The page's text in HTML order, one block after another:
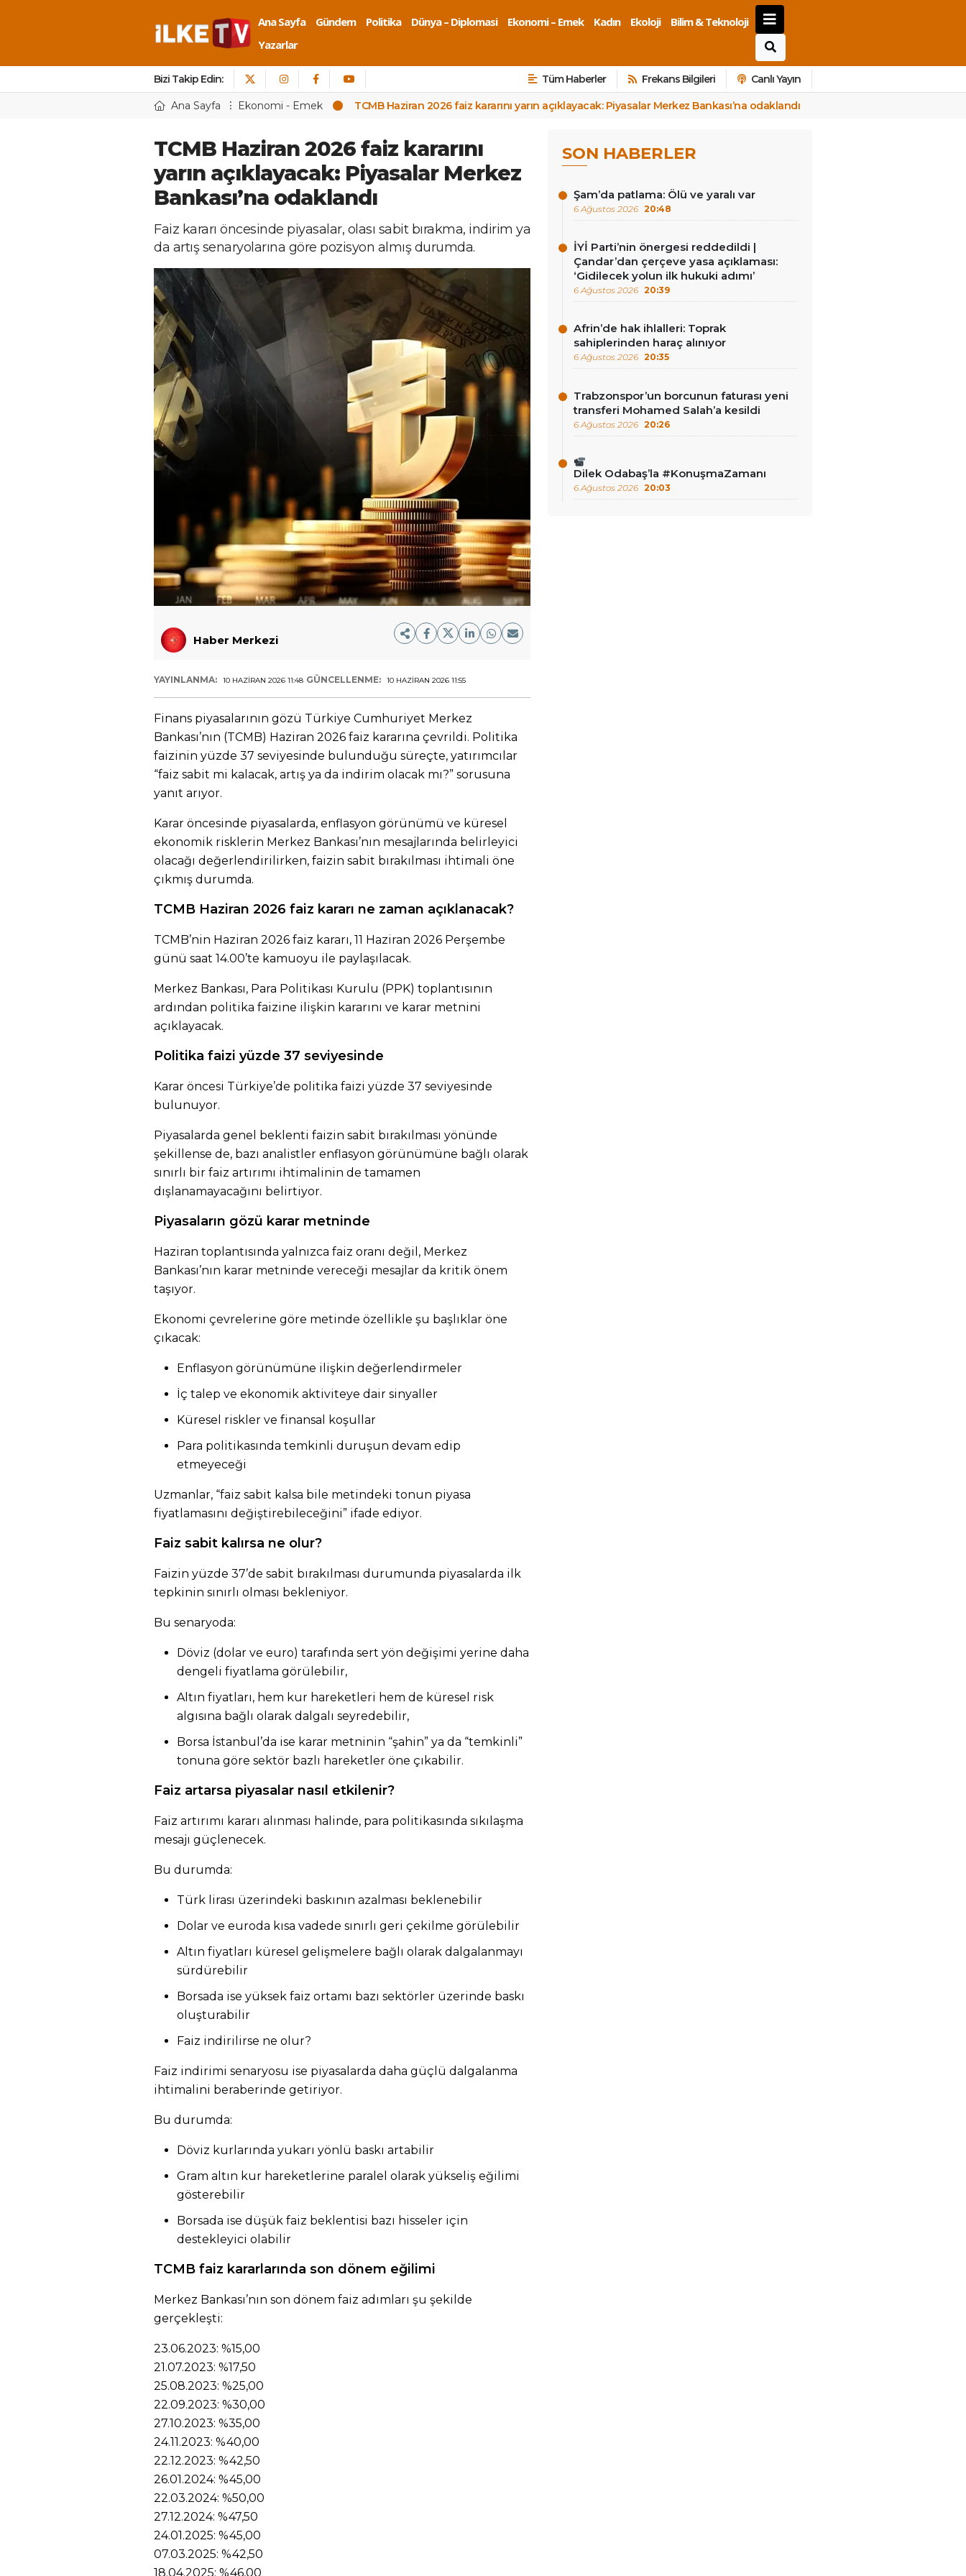
Ana Sayfa Gündem Politika Dünya – Diplomasi Ekonomi – Emek Kadın Ekoloji
Bilim & Teknoloji
Yazarlar
Bizi Takip Edin: Tüm Haberler Frekans Bilgileri Canlı Yayın
Ana Sayfa Ekonomi - Emek TCMB Haziran 2026 faiz kararını yarın açıklayacak: Piyasalar Merkez Bankası’na odaklandı
TCMB Haziran 2026 faiz kararını
yarın açıklayacak: Piyasalar Merkez
Bankası’na odaklandı
Faiz kararı öncesinde piyasalar, olası sabit bırakma, indirim ya
da artış senaryolarına göre pozisyon almış durumda.
Haber Merkezi
YAYINLANMA: 10 HAZIRAN 2026 11:48 GÜNCELLENME: 10 HAZIRAN 2026 11:55
Finans piyasalarının gözü Türkiye Cumhuriyet Merkez
Bankası’nın (TCMB) Haziran 2026 faiz kararına çevrildi. Politika
faizinin yüzde 37 seviyesinde bulunduğu süreçte, yatırımcılar
“faiz sabit mi kalacak, artış ya da indirim olacak mı?” sorusuna
yanıt arıyor.
Karar öncesinde piyasalarda, enflasyon görünümü ve küresel
ekonomik risklerin Merkez Bankası’nın mesajlarında belirleyici
olacağı değerlendirilirken, faizin sabit bırakılması ihtimali öne
çıkmış durumda.
TCMB Haziran 2026 faiz kararı ne zaman açıklanacak?
TCMB’nin Haziran 2026 faiz kararı, 11 Haziran 2026 Perşembe
günü saat 14.00’te kamuoyu ile paylaşılacak.
Merkez Bankası, Para Politikası Kurulu (PPK) toplantısının
ardından politika faizine ilişkin kararını ve karar metnini
açıklayacak.
Politika faizi yüzde 37 seviyesinde
Karar öncesi Türkiye’de politika faizi yüzde 37 seviyesinde
bulunuyor.
Piyasalarda genel beklenti faizin sabit bırakılması yönünde
şekillense de, bazı analistler enflasyon görünümüne bağlı olarak
sınırlı bir faiz artırımı ihtimalinin de tamamen
dışlanamayacağını belirtiyor.
Piyasaların gözü karar metninde
Haziran toplantısında yalnızca faiz oranı değil, Merkez
Bankası’nın karar metninde vereceği mesajlar da kritik önem
taşıyor.
Ekonomi çevrelerine göre metinde özellikle şu başlıklar öne
çıkacak:
Enflasyon görünümüne ilişkin değerlendirmeler
İç talep ve ekonomik aktiviteye dair sinyaller
Küresel riskler ve finansal koşullar
Para politikasında temkinli duruşun devam edip
etmeyeceği
Uzmanlar, “faiz sabit kalsa bile metindeki tonun piyasa
fiyatlamasını değiştirebileceğini” ifade ediyor.
Faiz sabit kalırsa ne olur?
Faizin yüzde 37’de sabit bırakılması durumunda piyasalarda ilk
tepkinin sınırlı olması bekleniyor.
Bu senaryoda:
Döviz (dolar ve euro) tarafında sert yön değişimi yerine daha
dengeli fiyatlama görülebilir,
Altın fiyatları, hem kur hareketleri hem de küresel risk
algısına bağlı olarak dalgalı seyredebilir,
Borsa İstanbul’da ise karar metninin “şahin” ya da “temkinli”
tonuna göre sektör bazlı hareketler öne çıkabilir.
Faiz artarsa piyasalar nasıl etkilenir?
Faiz artırımı kararı alınması halinde, para politikasında sıkılaşma
mesajı güçlenecek.
Bu durumda:
Türk lirası üzerindeki baskının azalması beklenebilir
Dolar ve euroda kısa vadede sınırlı geri çekilme görülebilir
Altın fiyatları küresel gelişmelere bağlı olarak dalgalanmayı
sürdürebilir
Borsada ise yüksek faiz ortamı bazı sektörler üzerinde baskı
oluşturabilir
Faiz indirilirse ne olur?
Faiz indirimi senaryosu ise piyasalarda daha güçlü dalgalanma
ihtimalini beraberinde getiriyor.
Bu durumda:
Döviz kurlarında yukarı yönlü baskı artabilir
Gram altın kur hareketlerine paralel olarak yükseliş eğilimi
gösterebilir
Borsada ise düşük faiz beklentisi bazı hisseler için
destekleyici olabilir
TCMB faiz kararlarında son dönem eğilimi
Merkez Bankası’nın son dönem faiz adımları şu şekilde
gerçekleşti:
23.06.2023: %15,00
21.07.2023: %17,50
25.08.2023: %25,00
22.09.2023: %30,00
27.10.2023: %35,00
24.11.2023: %40,00
22.12.2023: %42,50
26.01.2024: %45,00
22.03.2024: %50,00
27.12.2024: %47,50
24.01.2025: %45,00
07.03.2025: %42,50
18.04.2025: %46,00
SON HABERLER
Şam’da patlama: Ölü ve yaralı var
6 Ağustos 2026 20:48
İYİ Parti’nin önergesi reddedildi |
Çandar’dan çerçeve yasa açıklaması:
‘Gidilecek yolun ilk hukuki adımı’
6 Ağustos 2026 20:39
Afrin’de hak ihlalleri: Toprak
sahiplerinden haraç alınıyor
6 Ağustos 2026 20:35
Trabzonspor’un borcunun faturası yeni
transferi Mohamed Salah’a kesildi
6 Ağustos 2026 20:26
Dilek Odabaş’la #KonuşmaZamanı
6 Ağustos 2026 20:03